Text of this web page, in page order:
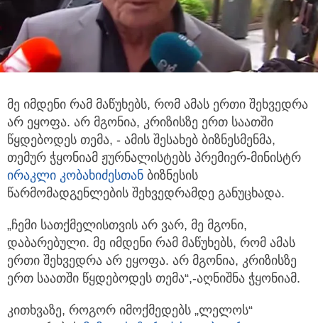
მე იმდენი რამ მაწუხებს, რომ ამას ერთი შეხვედრა
არ ეყოფა. არ მგონია, კრიზისზე ერთ საათში
წყდებოდეს თემა, - ამის შესახებ ბიზნესმენმა,
თემურ ჭყონიამ ჟურნალისტებს პრემიერ-მინისტრ
ირაკლი კობახიძესთან ბიზნესის
წარმომადგენლების შეხვედრამდე განუცხადა.
„ჩემი სათქმელისთვის არ ვარ, მე მგონი,
დაბარებული. მე იმდენი რამ მაწუხებს, რომ ამას
ერთი შეხვედრა არ ეყოფა. არ მგონია, კრიზისზე
ერთ საათში წყდებოდეს თემა“,-აღნიშნა ჭყონიამ.
კითხვაზე, როგორ იმოქმედებს „ლელოს“